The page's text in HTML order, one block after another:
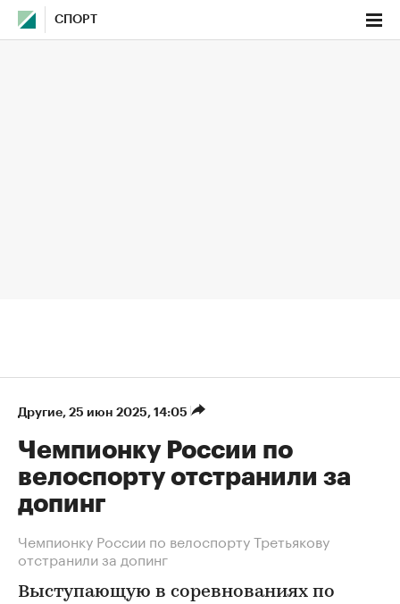
СПОРТ
Другие⁠, 25 июн 2025, 14:05
Чемпионку России по
велоспорту отстранили за
допинг
Чемпионку России по велоспорту Третьякову
отстранили за допинг
Выступающую в соревнованиях по